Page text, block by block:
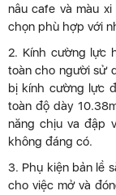
nâu cafe và màu
chọn phù hợp với
2. Kính cường lực
toàn cho người sử
bị kính cường lực
toàn độ dày
năng chịu va đập
không đáng có.
3. Phụ kiện bản lề
cho việc mở và